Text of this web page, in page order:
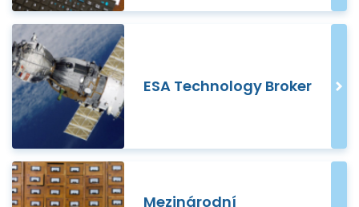
ESA Technology Broker
Mezinárodní